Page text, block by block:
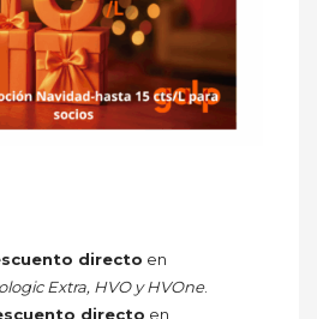
directo en
Extra, HVO y HVOne.
directo en